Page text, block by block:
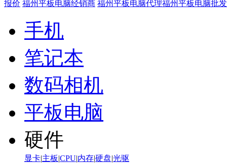
报价 福州平板电脑经销商 福州平板电脑代理福州平板电脑批发
手机
笔记本
数码相机
平板电脑
硬件
显卡|主板|CPU|内存|硬盘|光驱